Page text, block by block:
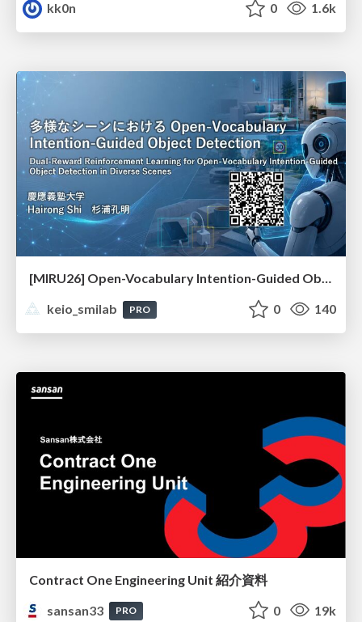
kk0n 0 1.6k
[MIRU26] Open-Vocabulary Intention-Guided Object Detection in Diverse Scenes
keio_smilab
PRO 0 140
Contract One Engineering Unit 紹介資料
sansan33
PRO 0 19k